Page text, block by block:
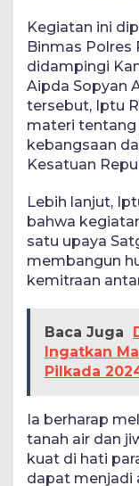
Kegiatan ini
Binmas Polres
didampingi
Aipda Sopyan
tersebut, Iptu
materi tentang
kebangsaan
Kesatuan
Lebih lanjut,
bahwa
satu upaya
membangun
kemitraan
Baca Juga
Ingatkan
Pilkada
Ia berharap
tanah air dan
kuat di hati
dapat menjadi